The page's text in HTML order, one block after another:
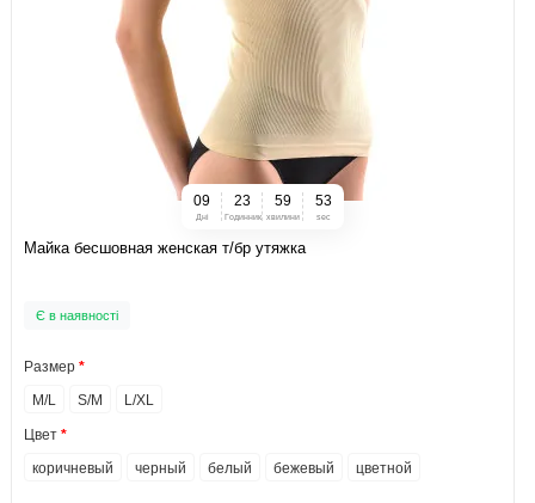
09
Дні
23
Годинник
59
хвилини
52
sec
Майка бесшовная женская т/бр утяжка
Є в наявності
Размер
M/L
S/M L/XL
Цвет
коричневый
черный белый бежевый цветной